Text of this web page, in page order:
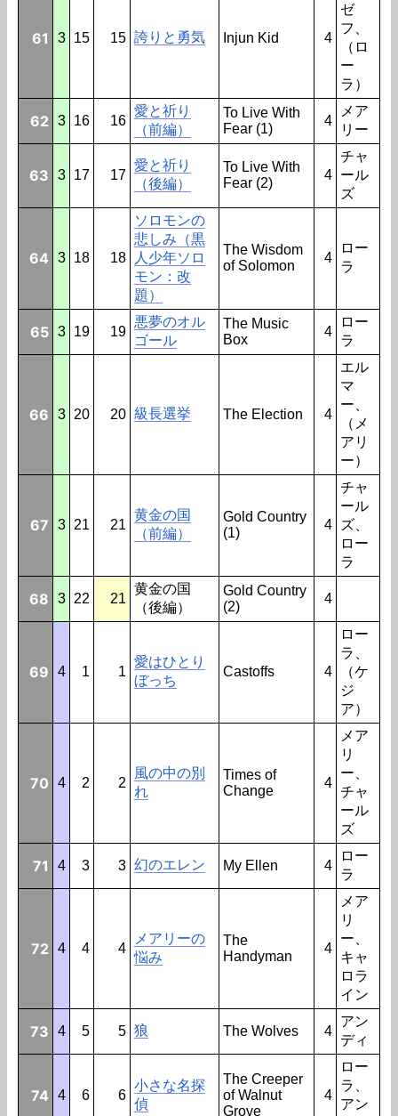
61 3 15 15 誇りと勇気 Injun Kid 4
ゼ
フ、
（ロ
ー
ラ）
62 3 16 16
愛と祈り
（前編）
To Live With
Fear (1)
4
メア
リー
63 3 17 17
愛と祈り
（後編）
To Live With
Fear (2)
4
チャ
ール
ズ
64 3 18 18
ソロモンの
悲しみ（黒
人少年ソロ
モン：改
題）
The Wisdom
of Solomon
4
ロー
ラ
65 3 19 19
悪夢のオル
ゴール
The Music
Box
4
ロー
ラ
66 3 20 20 級長選挙 The Election 4
エル
マ
ー、
（メ
アリ
ー）
67 3 21 21
黄金の国
（前編）
Gold Country
(1)
4
チャ
ール
ズ、
ロー
ラ
68 3 22 21
黄金の国
（後編）
Gold Country
(2)
4
69 4 1 1
愛はひとり
ぼっち
Castoffs 4
ロー
ラ、
（ケ
ジ
ア）
70 4 2 2
風の中の別
れ
Times of
Change
4
メア
リ
ー、
チャ
ール
ズ
71 4 3 3 幻のエレン My Ellen 4
ロー
ラ
72 4 4 4
メアリーの
悩み
The
Handyman
4
メア
リ
ー、
キャ
ロラ
イン
73 4 5 5 狼 The Wolves 4
アン
ディ
74 4 6 6
小さな名探
偵
The Creeper
of Walnut
Grove
4
ロー
ラ、
アン